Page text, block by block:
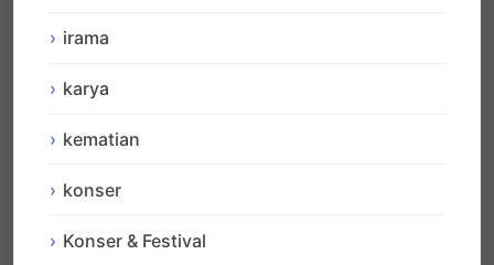
irama
karya
kematian
konser
Konser & Festival